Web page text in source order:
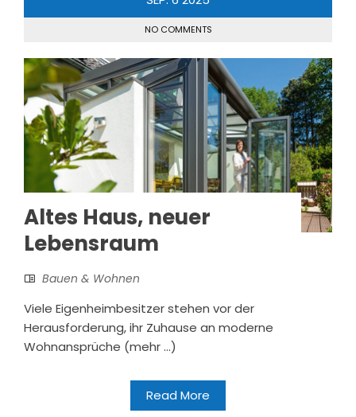
NO COMMENTS
Altes Haus, neuer
Lebensraum
Bauen & Wohnen
Viele Eigenheimbesitzer stehen vor der
Herausforderung, ihr Zuhause an moderne
Wohnansprüche (mehr …)
Read More